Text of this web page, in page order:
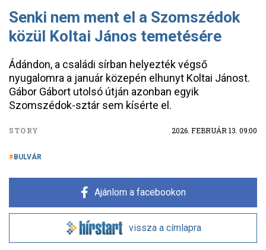
Senki nem ment el a Szomszédok
közül Koltai János temetésére
Ádándon, a családi sírban helyezték végső
nyugalomra a január közepén elhunyt Koltai Jánost.
Gábor Gábort utolsó útján azonban egyik
Szomszédok-sztár sem kísérte el.
STORY 2026. FEBRUÁR 13. 09:00
BULVÁR
Ajánlom a facebookon
vissza a címlapra